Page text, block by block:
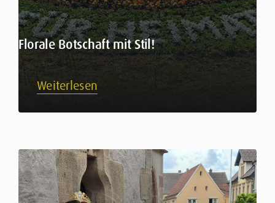
Florale Botschaft mit Stil!
Weiterlesen